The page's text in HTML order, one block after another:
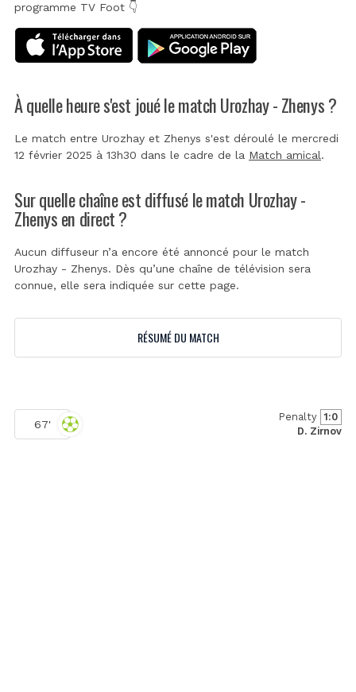
programme TV Foot 👇
À quelle heure s'est joué le match Urozhay - Zhenys ?
Le match entre Urozhay et Zhenys s'est déroulé le mercredi
12 février 2025 à 13h30 dans le cadre de la Match amical.
Sur quelle chaîne est diffusé le match Urozhay -
Zhenys en direct ?
Aucun diffuseur n’a encore été annoncé pour le match
Urozhay - Zhenys. Dès qu’une chaîne de télévision sera
connue, elle sera indiquée sur cette page.
RÉSUMÉ DU MATCH
67'
Penalty 1:0
D. Zirnov